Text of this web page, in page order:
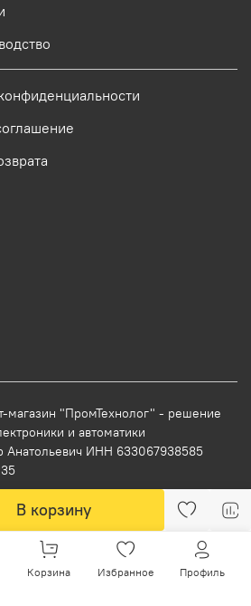
В корзину
магазин "ПромТехнолог" - решение
и автоматики
Анатольевич ИНН 633067938585
Корзина Избранное Профиль